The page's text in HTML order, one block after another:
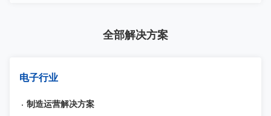
全部解决方案
电子行业
制造运营解决方案